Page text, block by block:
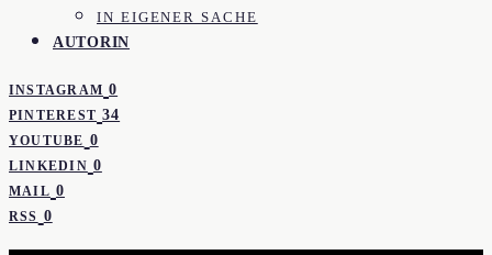
IN EIGENER SACHE
AUTORIN
INSTAGRAM 0
PINTEREST 34
YOUTUBE 0
LINKEDIN 0
MAIL 0
RSS 0